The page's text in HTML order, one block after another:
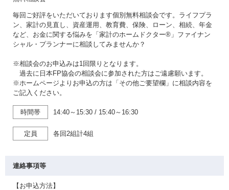
毎回ご好評をいただいております個別無料相談会です。ライフプラ
ン、家計の見直し、資産運用、教育費、保険、ローン、相続、年金
など、お金に関する悩みを「家計のホームドクター®」ファイナン
シャル・プランナーに相談してみませんか？
※相談会のお申込みは1回限りとなります。
過去に日本FP協会の相談会に参加された方はご遠慮願います。
※ホームページよりお申込の方は「その他ご要望欄」に相談内容を
ご記入ください。
時間帯 14:40～15:30 / 15:40～16:30
定員 各回2組計4組
連絡事項等
【お申込方法】